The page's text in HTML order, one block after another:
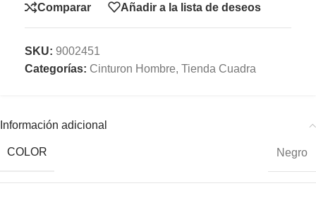
Comparar Añadir a la lista de deseos
SKU: 9002451
Categorías: Cinturon Hombre, Tienda Cuadra
Información adicional
COLOR Negro